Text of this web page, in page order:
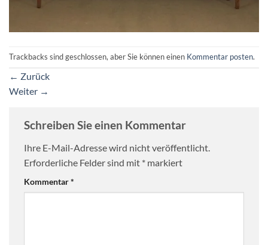
Trackbacks sind geschlossen, aber Sie können einen Kommentar posten.
← Zurück
Weiter →
Schreiben Sie einen Kommentar
Ihre E-Mail-Adresse wird nicht veröffentlicht.
Erforderliche Felder sind mit * markiert
Kommentar*